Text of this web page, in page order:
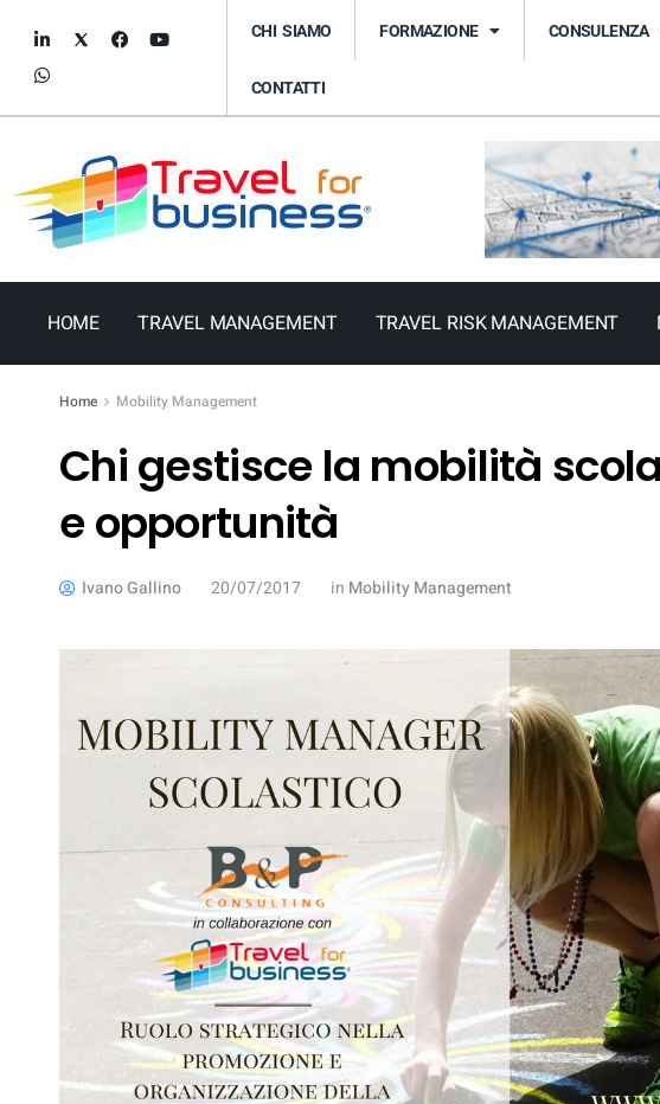
CHI SIAMO FORMAZIONE CONSULENZA
CONTATTI
HOME TRAVEL MANAGEMENT TRAVEL RISK MANAGEMENT
Home Mobility Management
Chi gestisce la mobilità
e opportunità
Ivano Gallino 20/07/2017 in Mobility Management